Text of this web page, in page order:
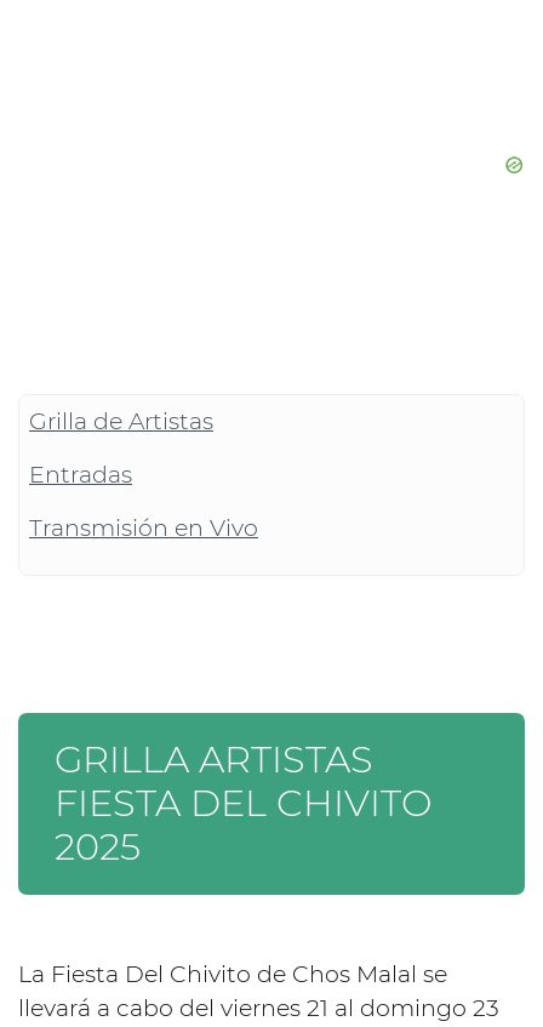
Grilla de Artistas
Entradas
Transmisión en Vivo
GRILLA ARTISTAS
FIESTA DEL CHIVITO
2025
La Fiesta Del Chivito de Chos Malal se
llevará a cabo del viernes 21 al domingo 23